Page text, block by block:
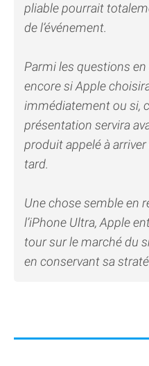
pliable pourrait
de l’événement.
Parmi les questions
encore si Apple
immédiatement ou si,
présentation servira
produit appelé à
tard.
Une chose semble en
l’iPhone Ultra, Apple
tour sur le marché du
en conservant sa